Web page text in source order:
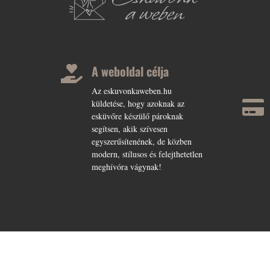
 A weboldal célja
Az eskuvonkaweben.hu
küldetése, hogy azoknak az
esküvőre készülő pároknak
segítsen, akik szívesen
egyszerűsítenének, de közben
modern, stílusos és felejthetetlen
meghívóra vágynak!
